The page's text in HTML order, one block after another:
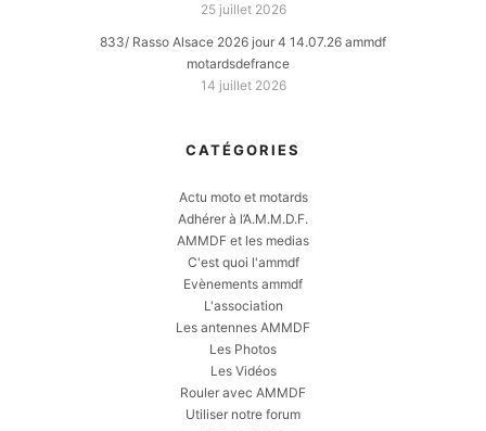
25 juillet 2026
833/ Rasso Alsace 2026 jour 4 14.07.26 ammdf
motardsdefrance
14 juillet 2026
CATÉGORIES
Actu moto et motards
Adhérer à l’A.M.M.D.F.
AMMDF et les medias
C'est quoi l'ammdf
Evènements ammdf
L'association
Les antennes AMMDF
Les Photos
Les Vidéos
Rouler avec AMMDF
Utiliser notre forum